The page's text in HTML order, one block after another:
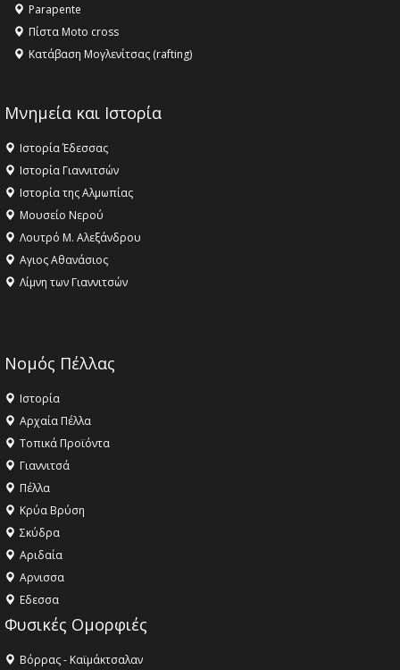
Parapente
Πίστα Moto cross
Κατάβαση Μογλενίτσας (rafting)
Μνημεία και Ιστορία
Ιστορία Έδεσσας
Ιστορία Γιαννιτσών
Ιστορία της Αλμωπίας
Μουσείο Νερού
Λουτρό Μ. Αλεξάνδρου
Αγιος Αθανάσιος
Λίμνη των Γιαννιτσών
Νομός Πέλλας
Ιστορία
Αρχαία Πέλλα
Τοπικά Προϊόντα
Γιαννιτσά
Πέλλα
Κρύα Βρύση
Σκύδρα
Αριδαία
Aρνισσα
Eδεσσα
Φυσικές Ομορφιές
Βόρρας - Καϊμάκτσαλαν